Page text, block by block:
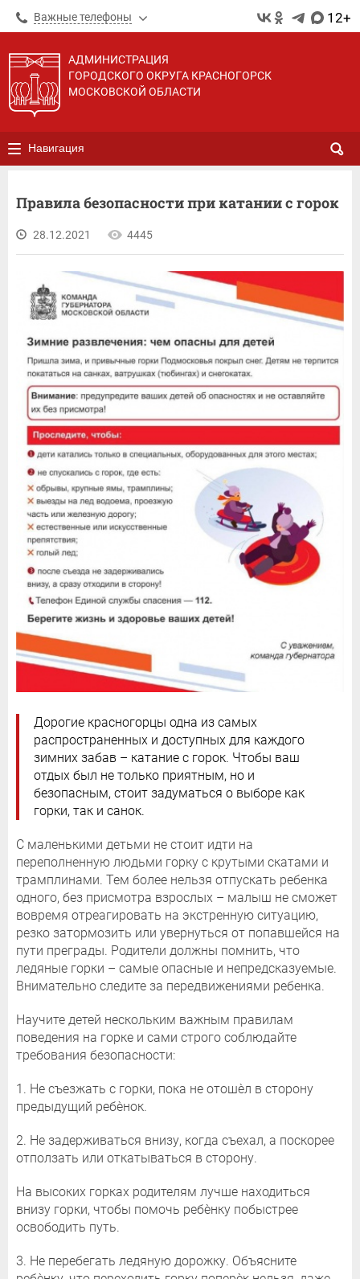
Важные телефоны 12+
АДМИНИСТРАЦИЯ
ГОРОДСКОГО ОКРУГА КРАСНОГОРСК
МОСКОВСКОЙ ОБЛАСТИ
Навигация
Правила безопасности при катании с горок
28.12.2021 4445
Дорогие красногорцы одна из самых
распространенных и доступных для каждого
зимних забав – катание с горок. Чтобы ваш
отдых был не только приятным, но и
безопасным, стоит задуматься о выборе как
горки, так и санок.
С маленькими детьми не стоит идти на
переполненную людьми горку с крутыми скатами и
трамплинами. Тем более нельзя отпускать ребенка
одного, без присмотра взрослых – малыш не сможет
вовремя отреагировать на экстренную ситуацию,
резко затормозить или увернуться от попавшейся на
пути преграды. Родители должны помнить, что
ледяные горки – самые опасные и непредсказуемые.
Внимательно следите за передвижениями ребенка.
Научите детей нескольким важным правилам
поведения на горке и сами строго соблюдайте
требования безопасности:
1. Не съезжать с горки, пока не отошѐл в сторону
предыдущий ребѐнок.
2. Не задерживаться внизу, когда съехал, а поскорее
отползать или откатываться в сторону.
На высоких горках родителям лучше находиться
внизу горки, чтобы помочь ребѐнку побыстрее
освободить путь.
3. Не перебегать ледяную дорожку. Объясните